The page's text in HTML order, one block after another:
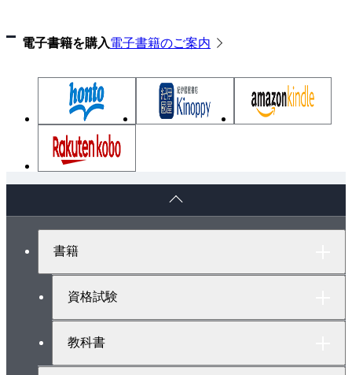
電子書籍を購入電子書籍のご案内
書籍
資格試験
教科書